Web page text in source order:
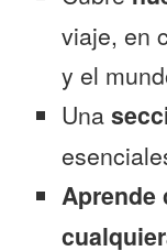
viaje, en
y el
Una
Aprende